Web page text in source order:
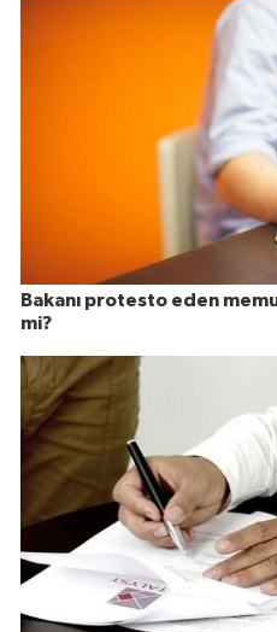
Bakanı protesto eden
mi?